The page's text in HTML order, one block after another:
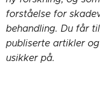
forståelse for
behandling. Du får
publiserte artikler
usikker på.